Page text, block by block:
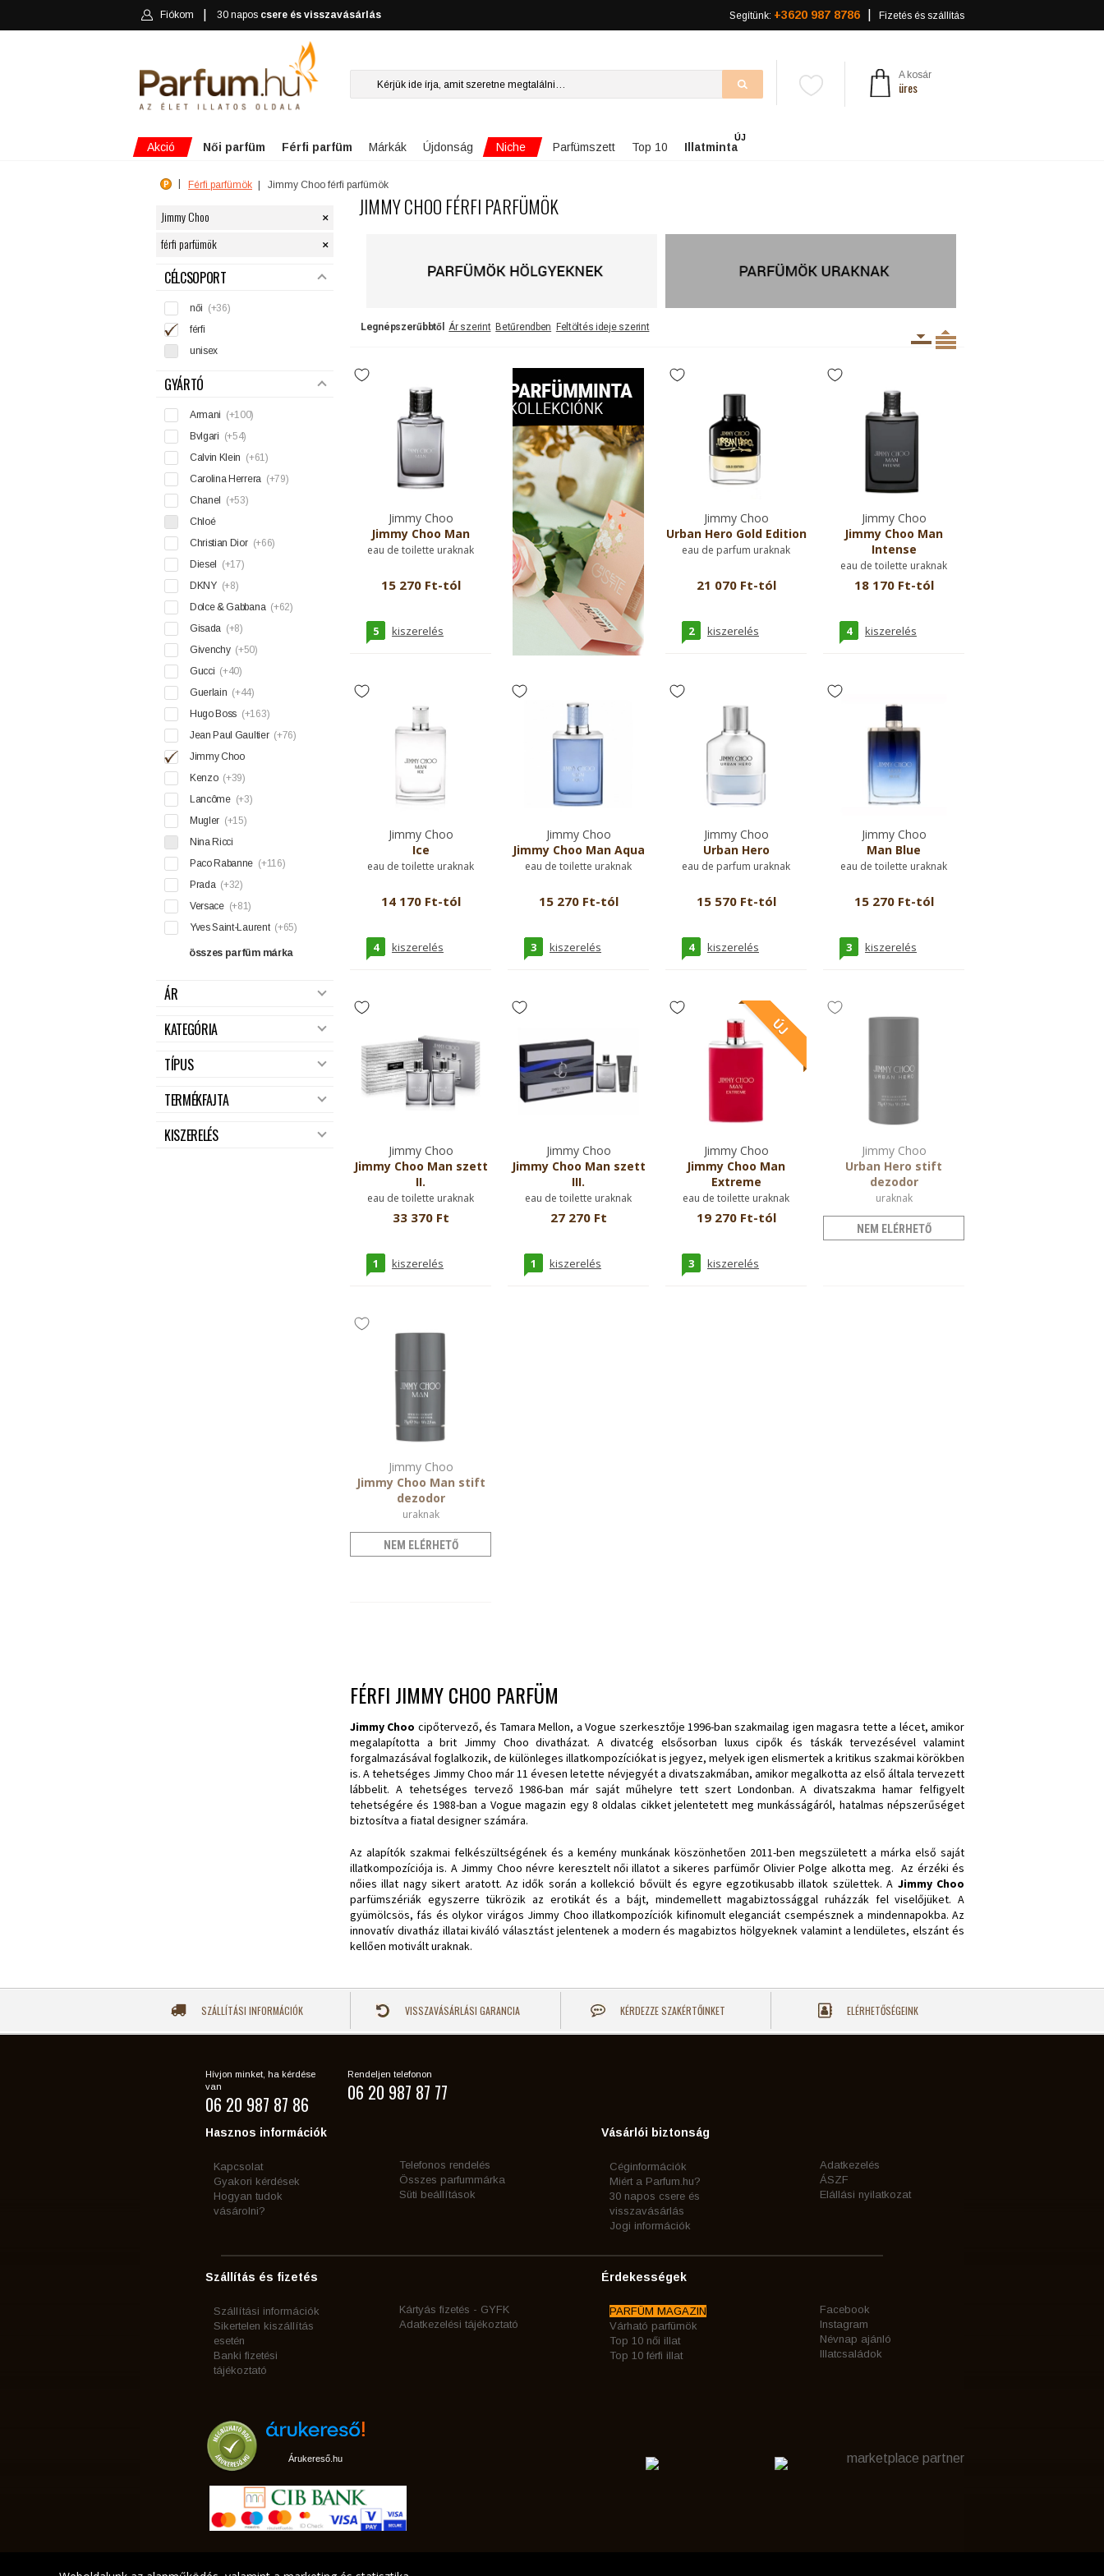
Fiókom 30 napos csere és visszavásárlás Segítünk: +3620 987 8786 Fizetés és szállítás
A kosár
üres
Akció Női parfüm Férfi parfüm Márkák Újdonság Niche Parfümszett Top 10 Illatminta
ÚJ
Férfi parfümök Jimmy Choo férfi parfümök
Jimmy Choo ×
férfi parfümök ×
SZŰRÉS
CÉLCSOPORT
női (+36)
férfi
unisex
GYÁRTÓ
Armani (+100)
Bvlgari (+54)
Calvin Klein (+61)
Carolina Herrera (+79)
Chanel
(+53)
Chloé
Christian Dior (+66)
Diesel
(+17)
DKNY (+8)
Dolce & Gabbana (+62)
Gisada (+8)
Givenchy (+50)
Gucci (+40)
Guerlain (+44)
Hugo Boss (+163)
Jean Paul Gaultier (+76)
Jimmy Choo
Kenzo (+39)
Lancôme (+3)
Mugler (+15)
Nina Ricci
Paco Rabanne (+116)
Prada (+32)
Versace (+81)
Yves Saint-Laurent (+65)
összes parfüm márka
ÁR
KATEGÓRIA
TÍPUS
TERMÉKFAJTA
KISZERELÉS
JIMMY CHOO FÉRFI PARFÜMÖK
Legnépszerűbbtől Ár szerint Betűrendben Feltöltés ideje szerint
Jimmy Choo
Jimmy Choo Man
eau de toilette uraknak
15 270 Ft-tól
5 kiszerelés
Jimmy Choo
Urban Hero Gold Edition
eau de parfum uraknak
21 070 Ft-tól
2 kiszerelés
Jimmy Choo
Jimmy Choo Man
Intense
eau de toilette uraknak
18 170 Ft-tól
4 kiszerelés
Jimmy Choo
Ice
eau de toilette uraknak
14 170 Ft-tól
4 kiszerelés
Jimmy Choo
Jimmy Choo Man Aqua
eau de toilette uraknak
15 270 Ft-tól
3 kiszerelés
Jimmy Choo
Urban Hero
eau de parfum uraknak
15 570 Ft-tól
4 kiszerelés
Jimmy Choo
Man Blue
eau de toilette uraknak
15 270 Ft-tól
3 kiszerelés
Jimmy Choo
Jimmy Choo Man szett
II.
eau de toilette uraknak
33 370 Ft
1 kiszerelés
Jimmy Choo
Jimmy Choo Man szett
III.
eau de toilette uraknak
27 270 Ft
1 kiszerelés
Jimmy Choo
Jimmy Choo Man
Extreme
eau de toilette uraknak
19 270 Ft-tól
3 kiszerelés
Jimmy Choo
Urban Hero stift
dezodor
uraknak
NEM ELÉRHETŐ
Jimmy Choo
Jimmy Choo Man stift
dezodor
uraknak
NEM ELÉRHETŐ
FÉRFI JIMMY CHOO PARFÜM
Jimmy Choo cipőtervező, és Tamara Mellon, a Vogue szerkesztője 1996-ban szakmailag igen magasra tette a lécet, amikor
megalapította a brit Jimmy Choo divatházat. A divatcég elsősorban luxus cipők és táskák tervezésével valamint
forgalmazásával foglalkozik, de különleges illatkompozíciókat is jegyez, melyek igen elismertek a kritikus szakmai körökben
is. A tehetséges Jimmy Choo már 11 évesen letette névjegyét a divatszakmában, amikor megalkotta az első általa tervezett
lábbelit. A tehetséges tervező 1986-ban már saját műhelyre tett szert Londonban. A divatszakma hamar felfigyelt
tehetségére és 1988-ban a Vogue magazin egy 8 oldalas cikket jelentetett meg munkásságáról, hatalmas népszerűséget
biztosítva a fiatal designer számára.
Az alapítók szakmai felkészültségének és a kemény munkának köszönhetően 2011-ben megszületett a márka első saját
illatkompozíciója is. A Jimmy Choo névre keresztelt női illatot a sikeres parfümőr Olivier Polge alkotta meg. Az érzéki és
nőies illat nagy sikert aratott. Az idők során a kollekció bővült és egyre egzotikusabb illatok születtek. A Jimmy Choo
parfümszériák egyszerre tükrözik az erotikát és a bájt, mindemellett magabiztossággal ruházzák fel viselőjüket. A
gyümölcsös, fás és olykor virágos Jimmy Choo illatkompozíciók kifinomult eleganciát csempésznek a mindennapokba. Az
innovatív divatház illatai kiváló választást jelentenek a modern és magabiztos hölgyeknek valamint a lendületes, elszánt és
kellően motivált uraknak.
SZÁLLÍTÁSI INFORMÁCIÓK VISSZAVÁSÁRLÁSI GARANCIA KÉRDEZZE SZAKÉRTŐINKET ELÉRHETŐSÉGEINK
Hívjon minket, ha kérdése
van
06 20 987 87 86
Rendeljen telefonon
06 20 987 87 77
Hasznos információk
Kapcsolat
Gyakori kérdések
Hogyan tudok
vásárolni?
Telefonos rendelés
Összes parfummárka
Süti beállítások
Vásárlói biztonság
Céginformációk
Miért a Parfum.hu?
30 napos csere és
visszavásárlás
Jogi információk
Adatkezelés
ÁSZF
Elállási nyilatkozat
Szállítás és fizetés
Szállítási információk
Sikertelen kiszállítás
esetén
Banki fizetési
tájékoztató
Kártyás fizetés - GYFK
Adatkezelési tájékoztató
Érdekességek
PARFÜM MAGAZIN
Várható parfümök
Top 10 női illat
Top 10 férfi illat
Facebook
Instagram
Névnap ajánló
Illatcsaládok
Árukereső.hu marketplace partner